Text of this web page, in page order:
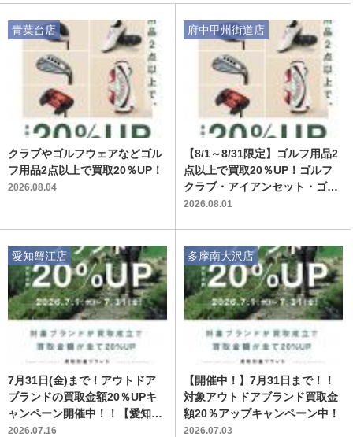
クラブやゴルフウェアなどゴル
フ用品2点以上で買取20％UP！
2026.08.04
青葉台店
【8/1～8/31限定】ゴルフ用品2
点以上で買取20％UP！ゴルフ
クラブ・アイアンセット・ゴル
フウェア・キャディバッグ大歓
2026.08.01
府中甲州街道店
7月31日(金)まで！アウトドア
ブランドの買取金額20％UPキ
ャンペーン開催中！！【愛知蟹
江店！】
2026.07.16
愛知蟹江店
【開催中！】7月31日まで！！
対象アウトドアブランド買取金
額20％アップキャンペーン中！
2026.07.03
多摩南大沢店